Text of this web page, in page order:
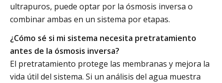
ultrapuros, puede optar por la ósmosis inversa o
combinar ambas en un sistema por etapas.
¿Cómo sé si mi sistema necesita pretratamiento
antes de la ósmosis inversa?
El pretratamiento protege las membranas y mejora la
vida útil del sistema. Si un análisis del agua muestra